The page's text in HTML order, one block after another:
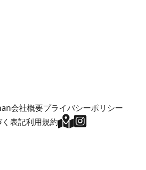
会社概要プライバシーポリシー
表記利用規約